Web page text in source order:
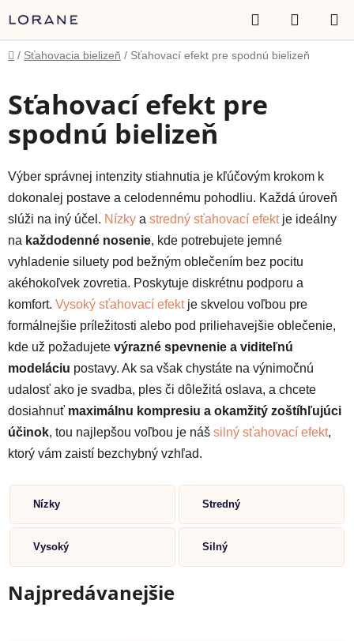
na
obsah
Hľadať
KOŠÍK
Domov
/ Sťahovacia bielizeň / Sťahovací efekt pre spodnú bielizeň
Sťahovací efekt pre
spodnú bielizeň
Výber správnej intenzity stiahnutia je kľúčovým krokom k
dokonalej postave a celodennému pohodliu. Každá úroveň
slúži na iný účel. Nízky a stredný sťahovací efektje ideálny
na každodenné nosenie, kde potrebujete jemné
vyhladenie siluety pod bežným oblečením bez pocitu
akéhokoľvek zovretia. Poskytuje diskrétnu podporu a
komfort. Vysoký sťahovací efektje skvelou voľbou pre
formálnejšie príležitosti alebo pod priliehavejšie oblečenie,
kde už požadujete výrazné spevnenie a viditeľnú
modeláciu postavy. Ak sa však chystáte na výnimočnú
udalosť ako je svadba, ples či dôležitá oslava, a chcete
dosiahnuť maximálnu kompresiu a okamžitý zoštíhľujúci
účinok, tou najlepšou voľbou je náš silný sťahovací efekt,
ktorý vám zaistí bezchybný vzhľad.
Nízky Stredný
Vysoký Silný
Najpredávanejšie